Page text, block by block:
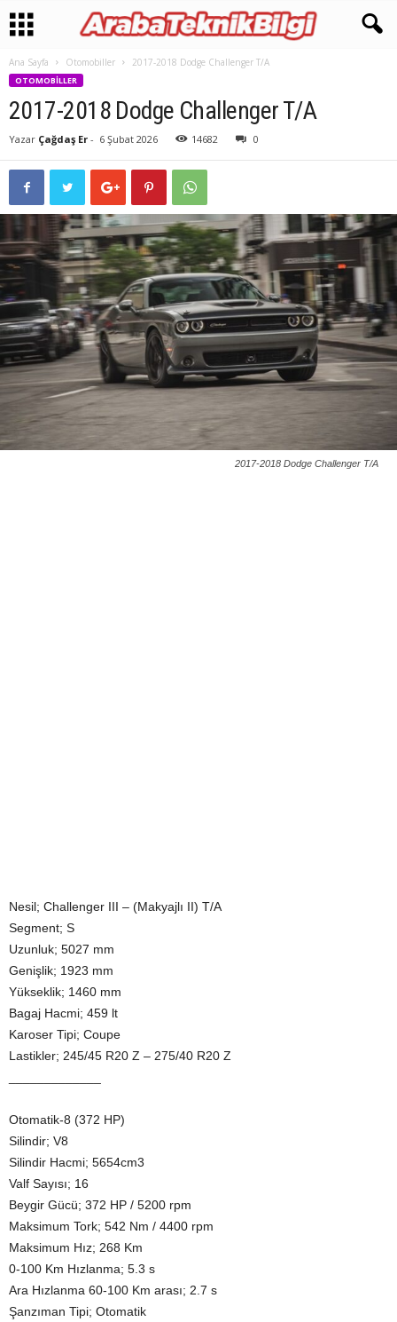
Ana Sayfa Otomobiller 2017-2018 Dodge Challenger T/A
OTOMOBILLER
2017-2018 Dodge Challenger T/A
Yazar Çağdaş Er - 6 Şubat 2026 14682 0
2017-2018 Dodge Challenger T/A
Nesil; Challenger III – (Makyajlı II) T/A
Segment; S
Uzunluk; 5027 mm
Genişlik; 1923 mm
Yükseklik; 1460 mm
Bagaj Hacmi; 459 lt
Karoser Tipi; Coupe
Lastikler; 245/45 R20 Z – 275/40 R20 Z
Otomatik-8 (372 HP)
Silindir; V8
Silindir Hacmi; 5654cm3
Valf Sayısı; 16
Beygir Gücü; 372 HP / 5200 rpm
Maksimum Tork; 542 Nm / 4400 rpm
Maksimum Hız; 268 Km
0-100 Km Hızlanma; 5.3 s
Ara Hızlanma 60-100 Km arası; 2.7 s
Şanzıman Tipi; Otomatik